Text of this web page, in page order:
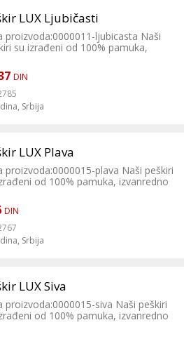
LUX Ljubičasti
proizvoda:0000011-ljubicasta Naši
su izrađeni od 100% pamuka,
Veliki izbor boja daje Vam
pri izboru prave boje za Vas.
DIN
Srbija
LUX Plava
proizvoda:0000015-plava Naši peškiri
od 100% pamuka, izvanredno
izbor boja daje Vam prednost pri
prave boje za Vas.
DIN
Srbija
LUX Siva
proizvoda:0000015-siva Naši peškiri
od 100% pamuka, izvanredno